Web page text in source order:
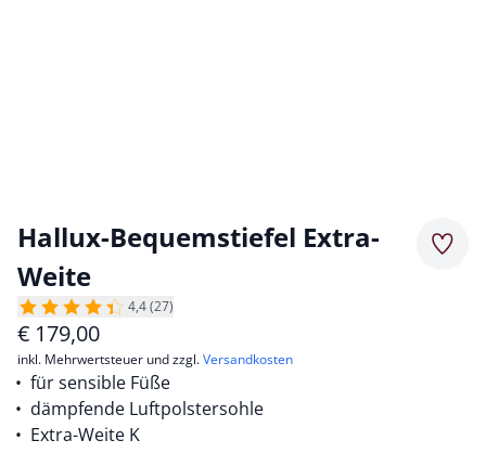
Hallux-Bequemstiefel Extra-
Weite
4,4 (27)
€ 179,00
inkl. Mehrwertsteuer und zzgl.Versandkosten
für sensible Füße
dämpfende Luftpolstersohle
Extra-Weite K